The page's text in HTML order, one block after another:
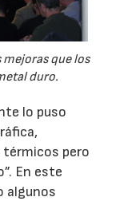
mejoras que los
duro.
lo puso
pero
En este
algunos